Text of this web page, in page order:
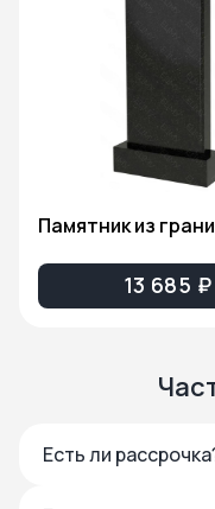
Памятник из
13 685 ₽
Есть ли